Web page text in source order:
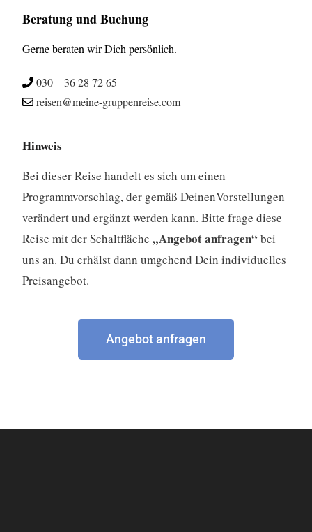
Beratung und Buchung
Gerne beraten wir Dich persönlich.
030 – 36 28 72 65
reisen@meine-gruppenreise.com
Hinweis
Bei dieser Reise handelt es sich um einen
Programmvorschlag, der gemäß DeinenVorstellungen
verändert und ergänzt werden kann. Bitte frage diese
Reise mit der Schaltfläche„Angebot anfragen“bei
uns an. Du erhälst dann umgehend Dein individuelles
Preisangebot.
Angebot anfragen